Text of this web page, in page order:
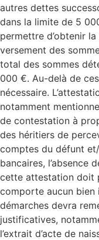
autres dettes
dans la limite de 5
permettre d’obtenir
versement des
total des sommes
000 €. Au-delà de
nécessaire.
notamment
de contestation à
des héritiers de
comptes du défunt
bancaires, l’absence
cette attestation doit
comporte aucun bien
démarches devra
justificatives,
l’extrait d’acte de